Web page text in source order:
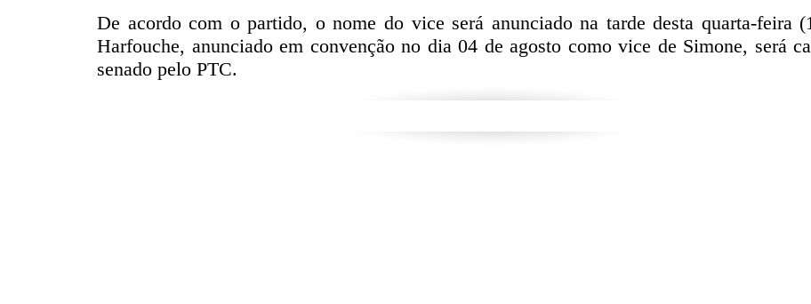
De acordo com o partido, o nome do vice será anunciado na tarde desta quarta-feira
Harfouche, anunciado em convenção no dia 04 de agosto como vice de Simone, será
senado pelo PTC.